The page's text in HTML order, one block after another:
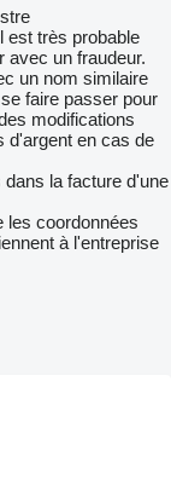
est très probable
avec un fraudeur.
un nom similaire
faire passer pour
modifications
d'argent en cas de
la facture d'une
les coordonnées
à l'entreprise